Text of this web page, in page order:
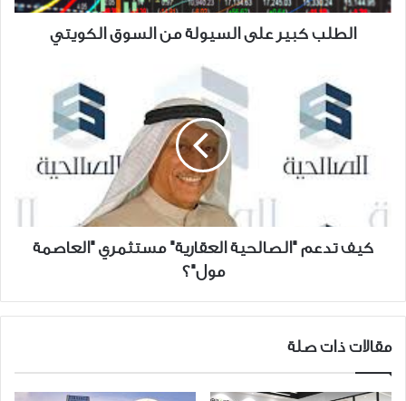
الطلب كبير على السيولة من السوق الكويتي
"الصالحية
العقارية"
مستثمري
"العاصمة
مول"؟
كيف تدعم "الصالحية العقارية" مستثمري "العاصمة
مول"؟
مقالات ذات صلة